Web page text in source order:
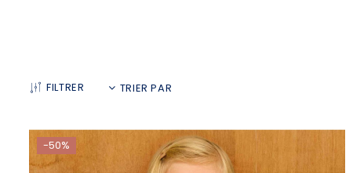
FILTRER
-50%